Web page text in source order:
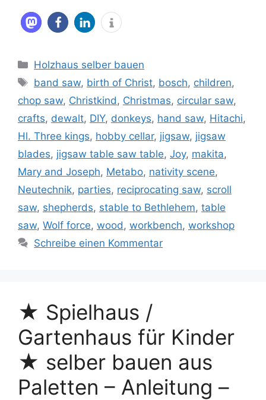
Kategorien
Holzhaus selber bauen
Schlagwörter
band saw, birth of Christ, bosch, children,
chop saw, Christkind , Christmas, circular saw,
crafts, dewalt, DIY, donkeys, hand saw, Hitachi,
Hl. Three kings, hobby cellar, jigsaw, jigsaw
blades, jigsaw table saw table, Joy, makita,
Mary and Joseph, Metabo, nativity scene,
Neutechnik, parties, reciprocating saw, scroll
saw, shepherds, stable to Bethlehem, table
saw, Wolf force, wood , workbench, workshop
Schreibe einen Kommentar
★ Spielhaus /
Gartenhaus für Kinder
★ selber bauen aus
Paletten – Anleitung –